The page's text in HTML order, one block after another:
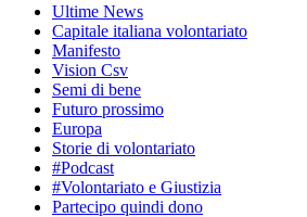
Ultime News
Capitale italiana volontariato
Manifesto
Vision Csv
Semi di bene
Futuro prossimo
Europa
Storie di volontariato
#Podcast
#Volontariato e Giustizia
Partecipo quindi dono